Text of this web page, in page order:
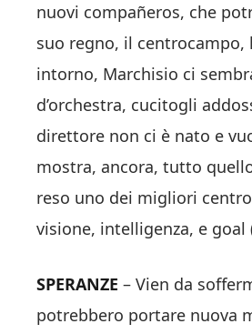
nuovi compañeros, che
suo regno, il centrocampo,
intorno, Marchisio ci
d’orchestra, cucitogli
direttore non ci è nato e
mostra, ancora, tutto
reso uno dei migliori
visione, intelligenza, e
SPERANZE – Vien da
potrebbero portare nuova